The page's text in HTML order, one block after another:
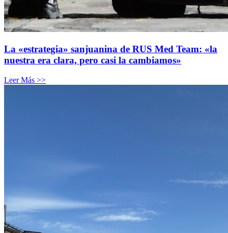
La «estrategia» sanjuanina de RUS Med Team: «la
nuestra era clara, pero casi la cambiamos»
Leer Más >>